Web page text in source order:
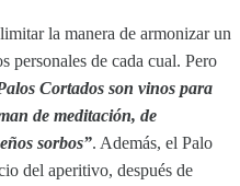
la manera de armonizar un
personales de cada cual. Pero
Cortados son vinos para
de meditación, de
sorbos”. Además, el Palo
del aperitivo, después de